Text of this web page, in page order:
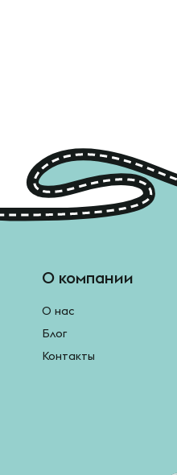
О компании
О нас
Блог
Контакты